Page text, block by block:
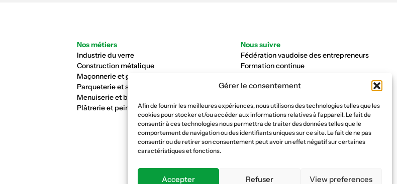
Gérer le consentement
Afin de fournir les meilleures expériences, nous utilisons des technologies telles que les
cookies pour stocker et/ou accéder aux informations relatives à l'appareil. Le fait de
consentir à ces technologies nous permettra de traiter des données telles que le
comportement de navigation ou des identifiants uniques sur ce site. Le fait de ne pas
consentir ou de retirer son consentement peut avoir un effet négatif sur certaines
caractéristiques et fonctions.
Accepter Refuser View preferences
Nos métiers
Industrie du verre
Construction métalique
Maçonnerie et génie civil
Parqueterie et sols
Menuiserie et bois
Plâtrerie et peinture
Nous suivre
Fédération vaudoise des entrepreneurs
Formation continue
Caisse AVS 66.1